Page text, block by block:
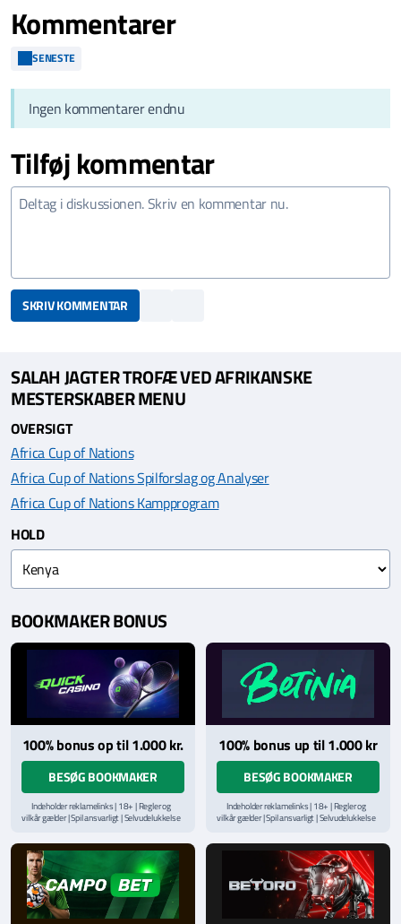
Kommentarer
SENESTE
Ingen kommentarer endnu
Tilføj kommentar
SKRIV KOMMENTAR
SALAH JAGTER TROFÆ VED AFRIKANSKE
MESTERSKABER MENU
OVERSIGT
Africa Cup of Nations
Africa Cup of Nations Spilforslag og Analyser
Africa Cup of Nations Kampprogram
HOLD
BOOKMAKER BONUS
100% bonus op til 1.000 kr.
BESØG BOOKMAKER
Indeholder reklamelinks | 18+ | Regler og
vilkår gælder | Spil ansvarligt | Selvudelukkelse
hjælpelinje påStopSpillet.dk
Læs vilkår og betingelserher
100% bonus up til 1.000 kr
BESØG BOOKMAKER
Indeholder reklamelinks | 18+ | Regler og
vilkår gælder | Spil ansvarligt | Selvudelukkelse
hjælpelinje påStopSpillet.dk
Læs vilkår og betingelserher